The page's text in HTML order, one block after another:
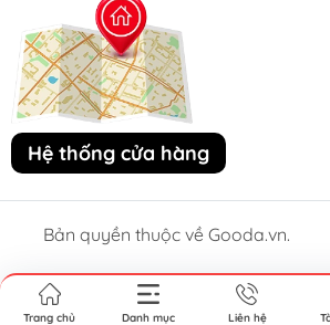
Hệ thống cửa hàng
Bản quyền thuộc về Gooda.vn.
Trang chủ Danh mục Liên hệ